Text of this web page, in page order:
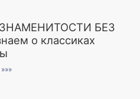
БЕЗ
о классиках